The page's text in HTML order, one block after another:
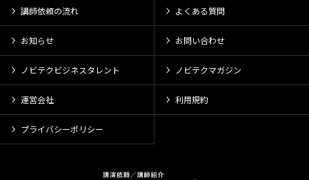
講師依頼の流れ よくある質問
お知らせ お問い合わせ
ノビテクビジネスタレント ノビテクマガジン
運営会社 利用規約
プライバシーポリシー